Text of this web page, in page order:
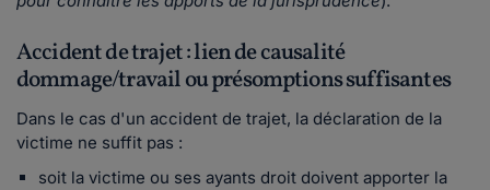
Accident de trajet : lien de causalité
dommage/travail ou présomptions suffisantes
Dans le cas d'un accident de trajet, la déclaration de la
victime ne suffit pas :
soit la victime ou ses ayants droit doivent apporter la